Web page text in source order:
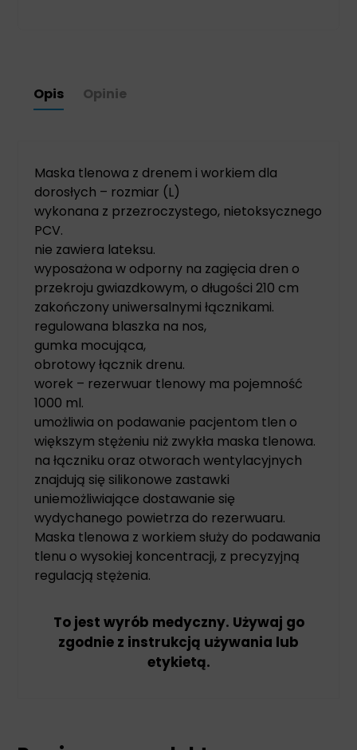
Opis Opinie
Maska tlenowa z drenem i workiem dla
dorosłych – rozmiar (L)
wykonana z przezroczystego, nietoksycznego
PCV.
nie zawiera lateksu.
wyposażona w odporny na zagięcia dren o
przekroju gwiazdkowym, o długości 210 cm
zakończony uniwersalnymi łącznikami.
regulowana blaszka na nos,
gumka mocująca,
obrotowy łącznik drenu.
worek – rezerwuar tlenowy ma pojemność
1000 ml.
umożliwia on podawanie pacjentom tlen o
większym stężeniu niż zwykła maska tlenowa.
na łączniku oraz otworach wentylacyjnych
znajdują się silikonowe zastawki
uniemożliwiające dostawanie się
wydychanego powietrza do rezerwuaru.
Maska tlenowa z workiem służy do podawania
tlenu o wysokiej koncentracji, z precyzyjną
regulacją stężenia.
To jest wyrób medyczny. Używaj go
zgodnie z instrukcją używania lub
etykietą.